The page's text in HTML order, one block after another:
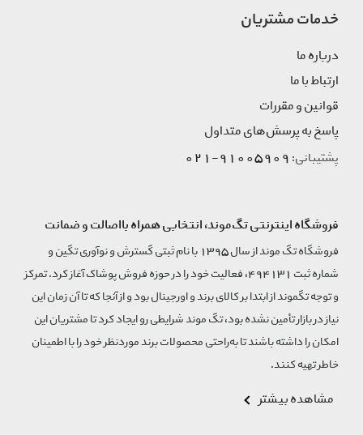
خدمات مشتریان
درباره ما
ارتباط با ما
قوانین و مقررات
پاسخ به پرسش‌های متداول
پشتیبانی: 91005909-021
فروشگاه اینترنتی تگ‌موند، انتخابی همراه بااصالت و ضمانت
فروشگاه تگ موند از سال 1395 با نام ثبتی گسترش و نوآوری تگین و
شماره ثبت 494131، فعالیت خود را در حوزه فروش پوشاک آغاز کرد. تمرکز
و توجه تگموند از ابتدا بر کالای برند و اورجینال بود و از آنجا که تا آن زمان این
نیاز در بازار تأمین نشده بود، تگ موند شرایطی رو ایجاد کرد تا مشتریان این
امکان را داشته باشند تا به‌راحتی محصولات برند مورد‌نظر خود را با اطمینان
خاطر تهیه کنند.
مشاهده بیشتر